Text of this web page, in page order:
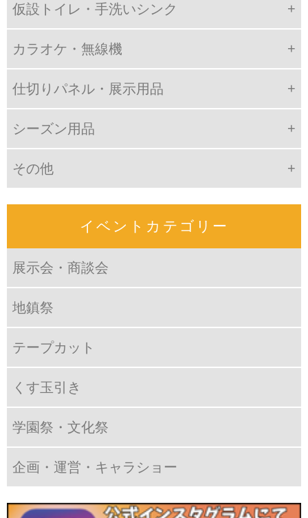
仮設トイレ・手洗いシンク
カラオケ・無線機
仕切りパネル・展示用品
シーズン用品
その他
イベントカテゴリー
展示会・商談会
地鎮祭
テープカット
くす玉引き
学園祭・文化祭
企画・運営・キャラショー